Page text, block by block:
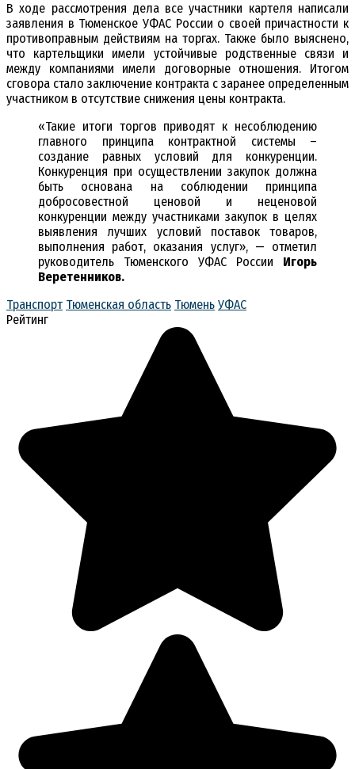
В ходе рассмотрения дела все участники картеля написали
заявления в Тюменское УФАС России о своей причастности к
противоправным действиям на торгах. Также было выяснено,
что картельщики имели устойчивые родственные связи и
между компаниями имели договорные отношения. Итогом
сговора стало заключение контракта с заранее определенным
участником в отсутствие снижения цены контракта.
«Такие итоги торгов приводят к несоблюдению
главного принципа контрактной системы –
создание равных условий для конкуренции.
Конкуренция при осуществлении закупок должна
быть основана на соблюдении принципа
добросовестной ценовой и неценовой
конкуренции между участниками закупок в целях
выявления лучших условий поставок товаров,
выполнения работ, оказания услуг», — отметил
руководитель Тюменского УФАС России Игорь
Веретенников.
Транспорт Тюменская область Тюмень УФАС
Рейтинг